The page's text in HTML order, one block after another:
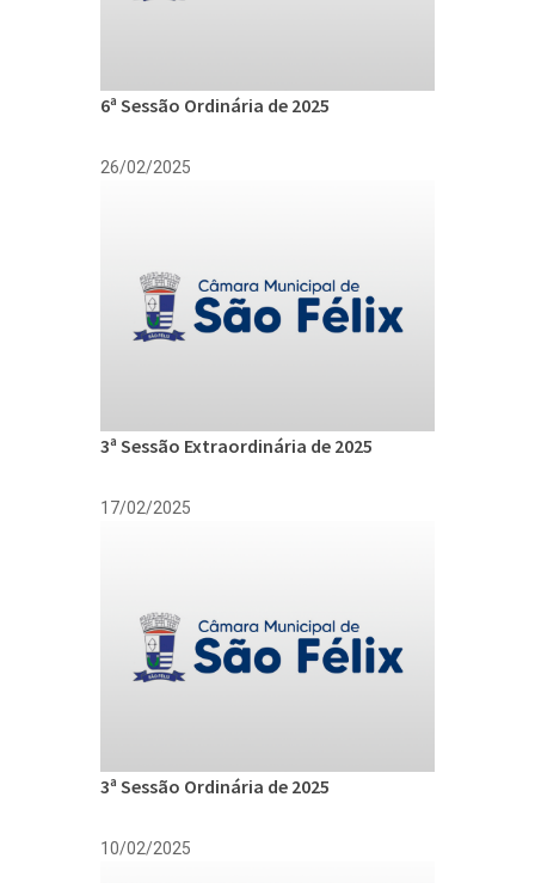
6ª Sessão Ordinária de 2025
26/02/2025
3ª Sessão Extraordinária de 2025
17/02/2025
3ª Sessão Ordinária de 2025
10/02/2025